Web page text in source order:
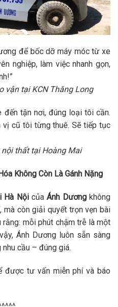
để bốc dỡ máy móc từ xe
nghiệp, làm việc nhanh gọn,
vận tại KCN Thăng Long
đến tận nơi, đúng loại tôi cần.
cũ tôi từng thuê. Sẽ tiếp tục
thất tại Hoàng Mai
Không Còn Là Gánh Nặng
Hà NộicủaÁnh Dươngkhông
còn giải quyết trọn vẹn bài
rằng: mỗi phút chậm trễ là một
Ánh Dương luôn sẵn sàng
cầu – đúng giá.
được tư vấn miễn phí và báo